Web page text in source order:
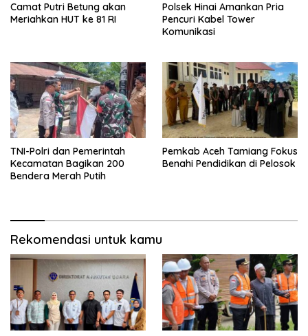
Camat Putri Betung akan
Meriahkan HUT ke 81 RI
Polsek Hinai Amankan Pria
Pencuri Kabel Tower
Komunikasi
TNI-Polri dan Pemerintah
Kecamatan Bagikan 200
Bendera Merah Putih
Pemkab Aceh Tamiang Fokus
Benahi Pendidikan di Pelosok
Rekomendasi untuk kamu